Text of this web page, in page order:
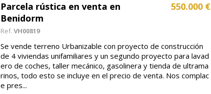
550.000 €
Parcela rústica en venta en
Benidorm
Ref. VH00819
Se vende terreno Urbanizable con proyecto de construcción
de 4 viviendas unifamiliares y un segundo proyecto para lavad
ero de coches, taller mecánico, gasolinera y tienda de ultrama
rinos, todo esto se incluye en el precio de venta. Nos complac
e pres...